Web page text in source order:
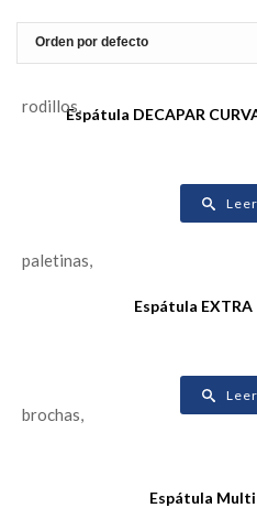
Espátula DECAPAR
Espátula EXTRA
Espátula